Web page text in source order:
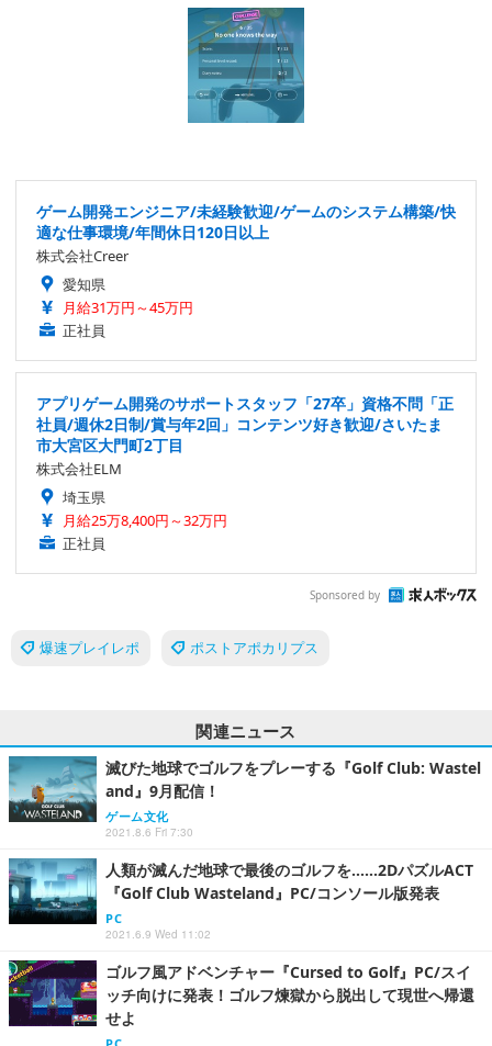
ゲーム開発エンジニア/未経験歓迎/ゲームのシステム構築/快
適な仕事環境/年間休日120日以上
株式会社Creer
愛知県
月給31万円～45万円
正社員
アプリゲーム開発のサポートスタッフ「27卒」資格不問「正
社員/週休2日制/賞与年2回」コンテンツ好き歓迎/さいたま
市大宮区大門町2丁目
株式会社ELM
埼玉県
月給25万8,400円～32万円
正社員
Sponsored by
爆速プレイレポ ポストアポカリプス
関連ニュース
滅びた地球でゴルフをプレーする『Golf Club: Wastel
and』9月配信！
ゲーム文化
2021.8.6 Fri 7:30
人類が滅んだ地球で最後のゴルフを……2DパズルACT
『Golf Club Wasteland』PC/コンソール版発表
PC
2021.6.9 Wed 11:02
ゴルフ風アドベンチャー『Cursed to Golf』PC/スイ
ッチ向けに発表！ゴルフ煉獄から脱出して現世へ帰還
せよ